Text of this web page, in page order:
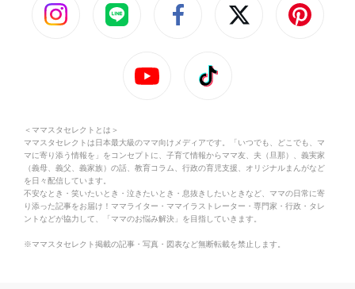
＜ママスタセレクトとは＞
ママスタセレクトは日本最大級のママ向けメディアです。「いつでも、どこでも、マ
マに寄り添う情報を」をコンセプトに、子育て情報からママ友、夫（旦那）、義実家
（義母、義父、義家族）の話、教育コラム、行政の育児支援、オリジナルまんがなど
を日々配信しています。
不安なとき・笑いたいとき・泣きたいとき・息抜きしたいときなど、ママの日常に寄
り添った記事をお届け！ママライター・ママイラストレーター・専門家・行政・タレ
ントなどが協力して、「ママのお悩み解決」を目指していきます。
※ママスタセレクト掲載の記事・写真・図表など無断転載を禁止します。